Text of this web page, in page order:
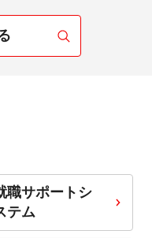
職サポートシ
テム